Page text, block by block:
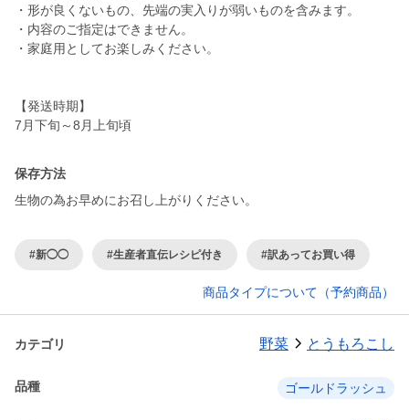
・形が良くないもの、先端の実入りが弱いものを含みます。
・内容のご指定はできません。
・家庭用としてお楽しみください。
【発送時期】
保存方法
生物の為お早めにお召し上がりください。
#新◯◯ #生産者直伝レシピ付き #訳あってお買い得
商品タイプについて（予約商品）
カテゴリ 野菜 とうもろこし
品種 ゴールドラッシュ